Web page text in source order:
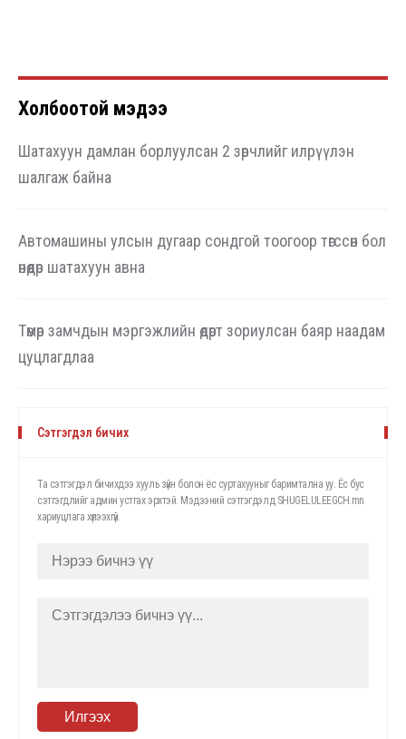
Холбоотой мэдээ
Шатахуун дамлан борлуулсан 2 зөрчлийг илрүүлэн
шалгаж байна
Автомашины улсын дугаар сондгой тоогоор төгссөн бол
өнөөдөр шатахуун авна
Төмөр замчдын мэргэжлийн өдөрт зориулсан баяр наадам
цуцлагдлаа
Сэтгэгдэл бичих
Та сэтгэгдэл бичихдээ хууль зүйн болон ёс суртахууныг баримтална уу. Ёс бус
сэтгэгдлийг админ устгах эрхтэй. Мэдээний сэтгэгдэлд SHUGELULEEGCH.mn
хариуцлага хүлээхгүй.
Илгээх